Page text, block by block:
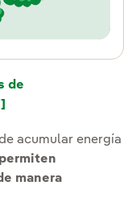
de
acumular energía
manera